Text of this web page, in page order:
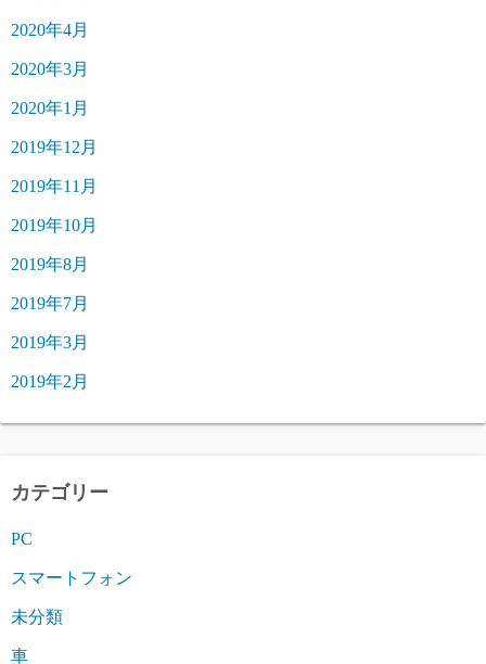
2020年4月
2020年3月
2020年1月
2019年12月
2019年11月
2019年10月
2019年8月
2019年7月
2019年3月
2019年2月
カテゴリー
PC
スマートフォン
未分類
車